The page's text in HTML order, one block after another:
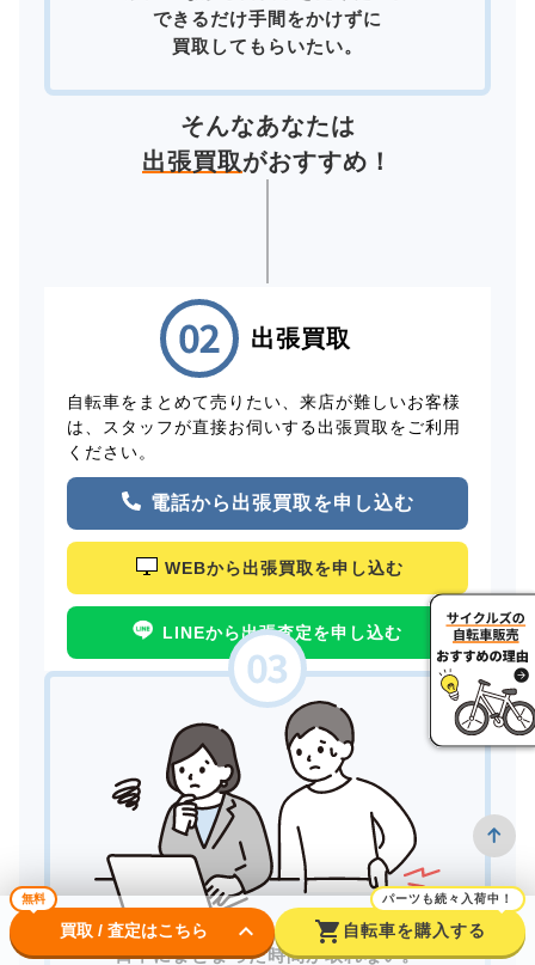
できるだけ手間をかけずに
買取してもらいたい。
そんなあなたは
出張買取がおすすめ！
出張買取
自転車をまとめて売りたい、来店が難しいお客様
は、スタッフが直接お伺いする出張買取をご利用
ください。
電話から出張買取を申し込む
WEBから出張買取を申し込む
LINEから出張査定を申し込む
日中にまとまった時間が取れない。
無料
買取 / 査定はこちら keyboard_arrow_down shopping_cart
パーツも続々入荷中！
自転車を購入する